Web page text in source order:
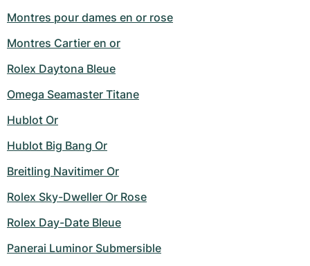
Montres pour dames en or rose
Montres Cartier en or
Rolex Daytona Bleue
Omega Seamaster Titane
Hublot Or
Hublot Big Bang Or
Breitling Navitimer Or
Rolex Sky-Dweller Or Rose
Rolex Day-Date Bleue
Panerai Luminor Submersible